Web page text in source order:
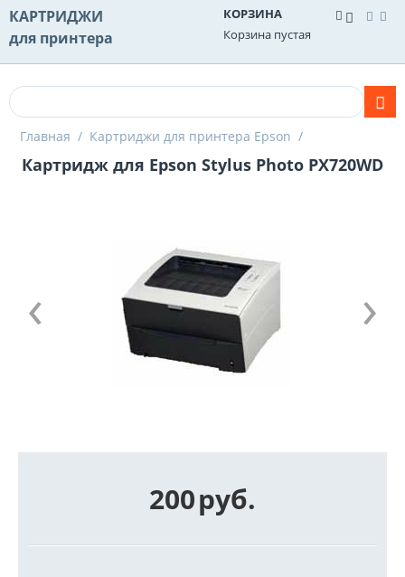
КАРТРИДЖИ
для принтера
КОРЗИНА
Корзина пустая
Главная / Картриджи для принтера Epson /
Картридж для Epson Stylus Photo PX720WD
200руб.